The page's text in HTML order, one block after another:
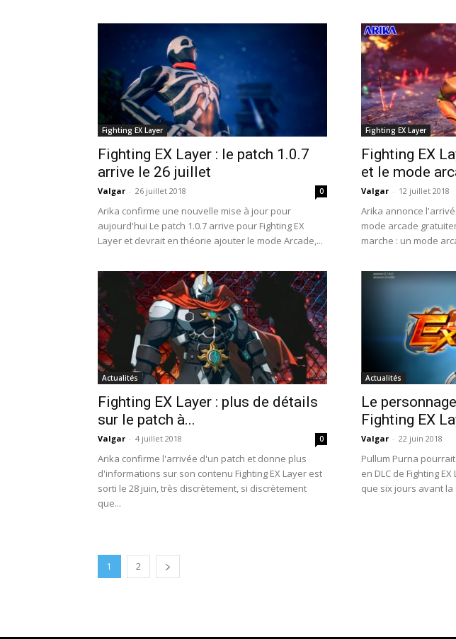
Fighting EX Layer
Fighting EX Layer : le patch 1.0.7
arrive le 26 juillet
Valgar - 26 juillet 2018 0
Arika confirme une nouvelle mise à jour pour
aujourd'hui Le patch 1.0.7 arrive pour Fighting EX
Layer et devrait en théorie ajouter le mode Arcade,...
Fighting EX Layer
Fighting EX
et le mode
Valgar - 12 juillet 2018
Arika annonce
mode arcade
marche : un mode
Actualités
Fighting EX Layer : plus de détails
sur le patch à...
Valgar - 4 juillet 2018 0
Arika confirme l'arrivée d'un patch et donne plus
d'informations sur son contenu Fighting EX Layer est
sorti le 28 juin, très discrètement, si discrètement
que...
Actualités
Le
Fighting EX
Valgar - 22 juin 2018
Pullum Purna
en DLC de Fighting
que six jours avant la
1 2